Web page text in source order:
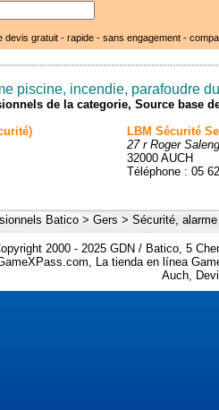
devis gratuit - rapide - sans engagement -
piscine, incendie, parafoudre
de la categorie, Source base
LBM Sécurité
27 r Roger
32000 AUCH
Téléphone : 05
Batico > Gers > Sécurité,
2000 - 2025 GDN / Batico, 5
, La tienda en línea
Auch,